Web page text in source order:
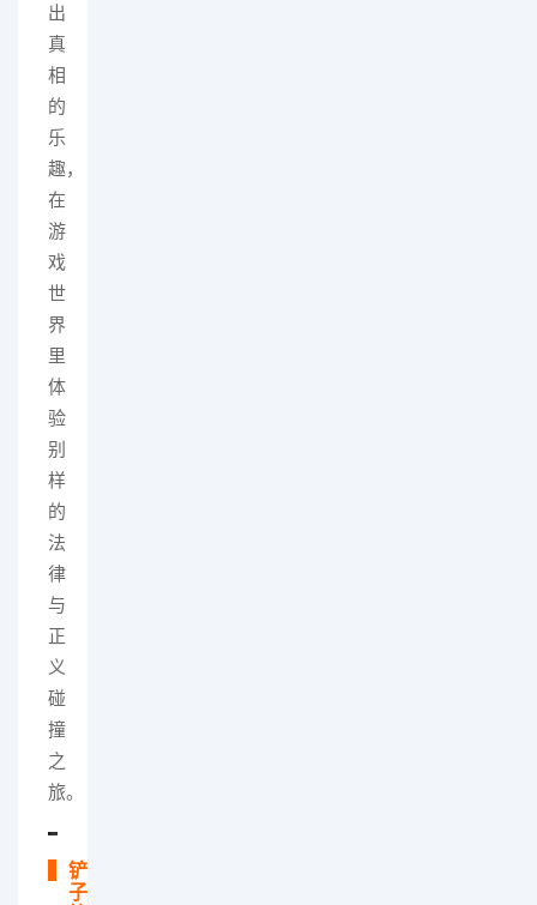
出
真
相
的
乐
趣，
在
游
戏
世
界
里
体
验
别
样
的
法
律
与
正
义
碰
撞
之
旅。
铲
子